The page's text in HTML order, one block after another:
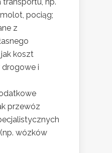
pociąg;
z
koszt
drogowe i
przewóz
wózków